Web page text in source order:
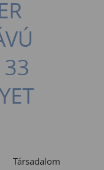
33